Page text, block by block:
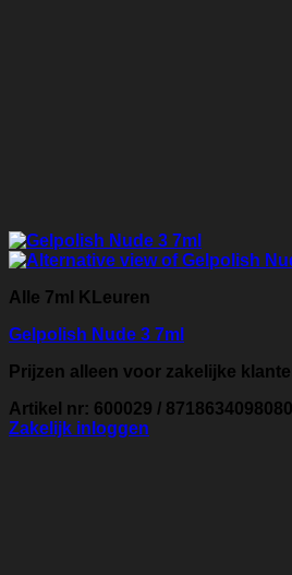
Alle 7ml KLeuren
Gelpolish Nude 3 7ml
Prijzen alleen voor zakelijke
Artikel nr: 600029 / 8718634098080
Zakelijk inloggen